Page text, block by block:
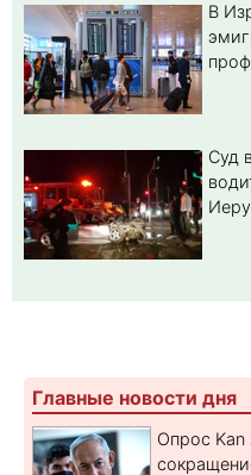
В
Суд
Главные новости дня
Опрос Kan